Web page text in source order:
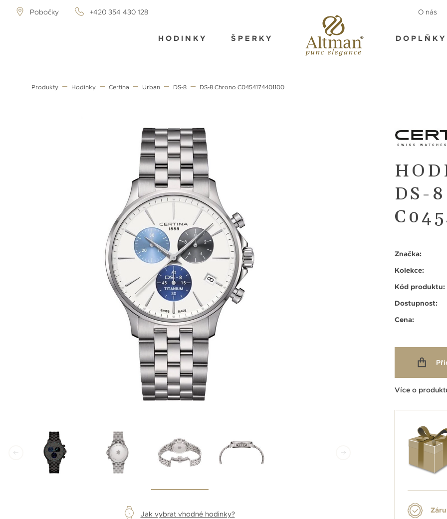
Pobočky +420 354 430 128 O nás
HODINKY ŠPERKY DOPLŇKY
Produkty Hodinky Certina Urban DS-8 DS-8 Chrono C0454174401100
Jak vybrat vhodné hodinky?
DS-
Značka:
Kolekce:
Kód produktu:
Dostupnost:
Cena:
Více o